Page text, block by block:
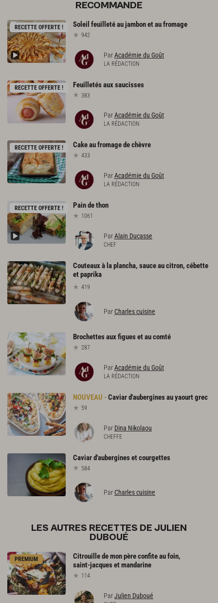
RECOMMANDE
RECETTE OFFERTE ! Soleil feuilletéaujambonetaufromage
942
ParAcadémie du Goût
LA RÉDACTION
RECETTE OFFERTE ! Feuilletésauxsaucisses
383
ParAcadémie du Goût
LA RÉDACTION
RECETTE OFFERTE ! Cakeaufromagedechèvre
433
ParAcadémie du Goût
LA RÉDACTION
RECETTE OFFERTE ! Paindethon
1061
ParAlain Ducasse
CHEF
Couteaux à la plancha, sauce au citron, cébette
et paprika
419
Par Charles cuisine
Brochettesauxfiguesetaucomté
287
ParAcadémie du Goût
LA RÉDACTION
Caviard'auberginesauyaourtgrec
59
Par Dina Nikolaou
CHEFFE
Caviard'auberginesetcourgettes
584
Par Charles cuisine
LES AUTRES RECETTES DE JULIEN
DUBOUÉ
PREMIUM Citrouilledemonpèreconfiteaufoin,
saint-jacquesetmandarine
114
ParJulien Duboué